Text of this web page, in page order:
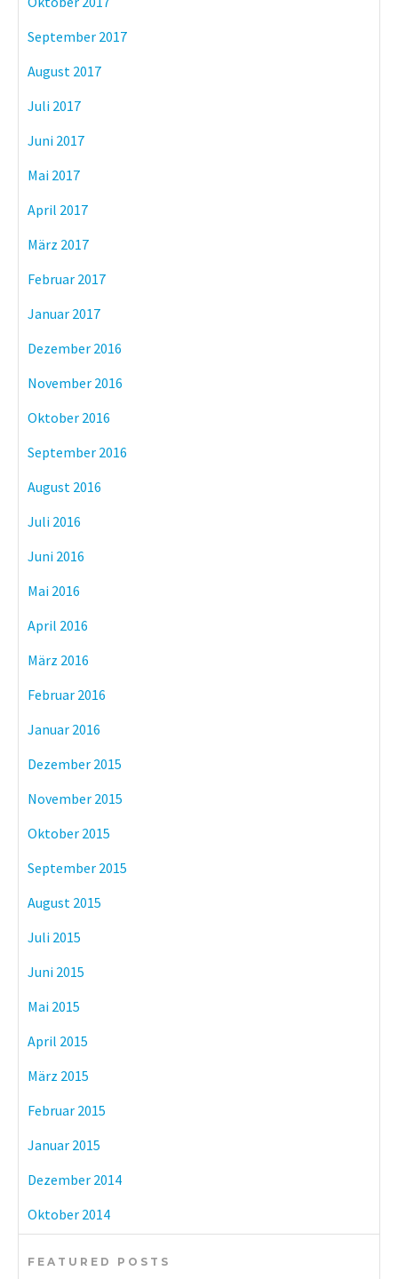
September 2017
August 2017
Juli 2017
Juni 2017
Mai 2017
April 2017
März 2017
Februar 2017
Januar 2017
Dezember 2016
November 2016
Oktober 2016
September 2016
August 2016
Juli 2016
Juni 2016
Mai 2016
April 2016
März 2016
Februar 2016
Januar 2016
Dezember 2015
November 2015
Oktober 2015
September 2015
August 2015
Juli 2015
Juni 2015
Mai 2015
April 2015
März 2015
Februar 2015
Januar 2015
Dezember 2014
Oktober 2014
FEATURED POSTS